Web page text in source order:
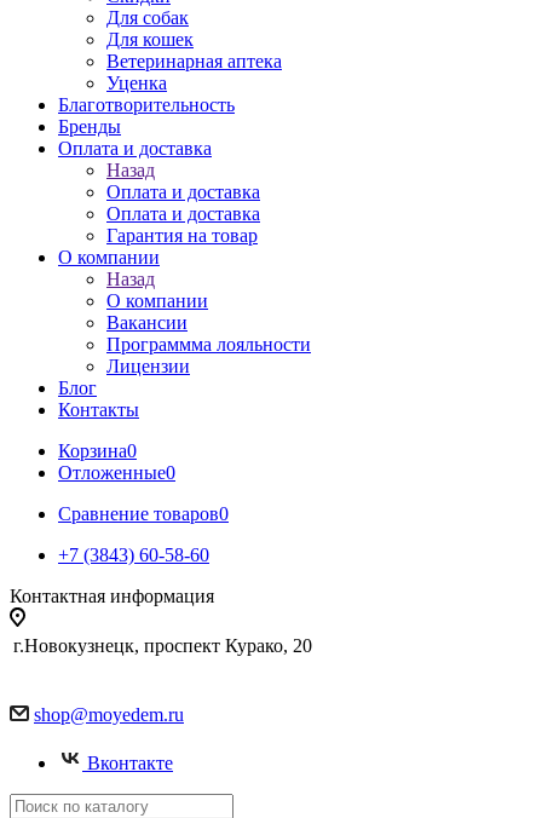
Для собак
Для кошек
Ветеринарная аптека
Уценка
Благотворительность
Бренды
Оплата и доставка
Назад
Оплата и доставка
Оплата и доставка
Гарантия на товар
О компании
Назад
О компании
Вакансии
Программма лояльности
Лицензии
Блог
Контакты
Корзина0
Отложенные0
Сравнение товаров0
+7 (3843) 60-58-60
Контактная информация
г.Новокузнецк, проспект Курако, 20
shop@moyedem.ru
Вконтакте